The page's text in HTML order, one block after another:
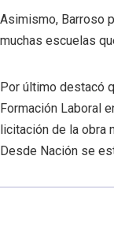
Asimismo, Barroso
muchas escuelas
Por último destacó
Formación Laboral
licitación de la obra
Desde Nación se